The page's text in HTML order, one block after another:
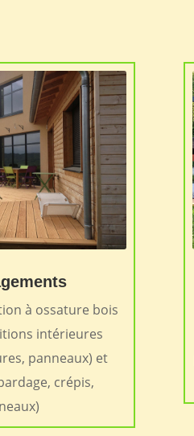
à ossature bois
intérieures
panneaux) et
crépis,